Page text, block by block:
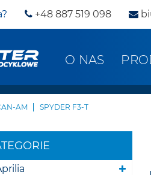
+48 887 519 098
O NAS
AM SPYDER F3-T